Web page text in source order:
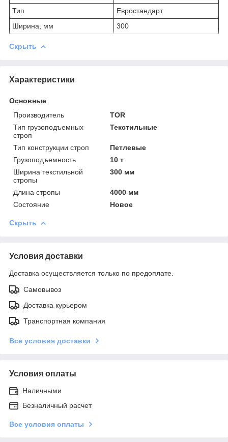
Тип
Евростандарт
Ширина, мм
300
Скрыть
Характеристики
Основные
Производитель
TOR
Тип грузоподъемных
строп
Текстильные
Тип конструкции строп
Петлевые
Грузоподъемность
10 т
Ширина текстильной
стропы
300 мм
Длина стропы
4000 мм
Состояние
Новое
Скрыть
Условия доставки
Доставка осуществляется только по предоплате.
Самовывоз
Доставка курьером
Транспортная компания
Все условия доставки
Условия оплаты
Наличными
Безналичный расчет
Все условия оплаты